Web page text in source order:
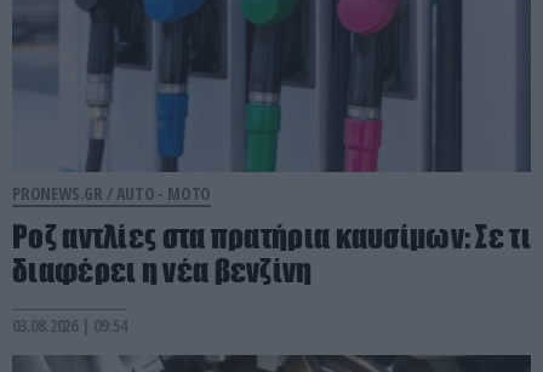
PRONEWS.GR /AUTO - MOTO
Ροζ αντλίες στα πρατήρια καυσίμων: Σε τι
διαφέρει η νέα βενζίνη
03.08.2026 | 09:54